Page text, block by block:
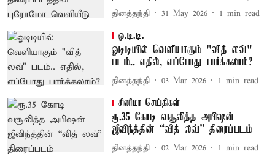
தினத்தந்தி 31 May 2026 1 min read
ஓ.டி.டி.
ஓடிடியில் வெளியாகும் "வித் லவ்"
படம்.. எதில், எப்போது பார்க்கலாம்?
தினத்தந்தி 03 Mar 2026 1 min read
சினிமா செய்திகள்
ரூ.35 கோடி வசூலித்த அபிஷன்
ஜீவிந்த்தின் “வித் லவ்” திரைப்படம்
தினத்தந்தி 02 Mar 2026 1 min read